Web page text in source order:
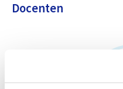
Docenten